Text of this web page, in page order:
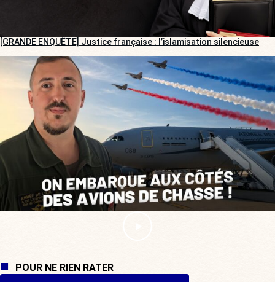
[GRANDE ENQUÊTE] Justice française : l’islamisation silencieuse
POUR NE RIEN RATER